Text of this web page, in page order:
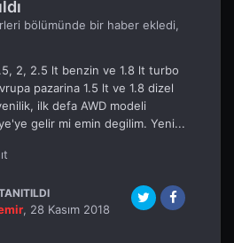
bölümünde bir haber ekledi,
2, 2.5 lt benzin ve 1.8 lt turbo
pazarina 1.5 lt ve 1.8 dizel
ilk defa AWD modeli
gelir mi emin degilim. Yeni...
, 28 Kasım 2018